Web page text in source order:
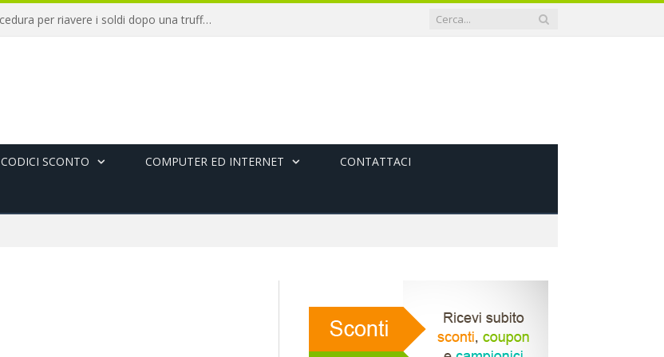
Chargeback bancario: la procedura per riavere i soldi dopo una truffa online
CODICI SCONTO COMPUTER ED INTERNET CONTATTACI